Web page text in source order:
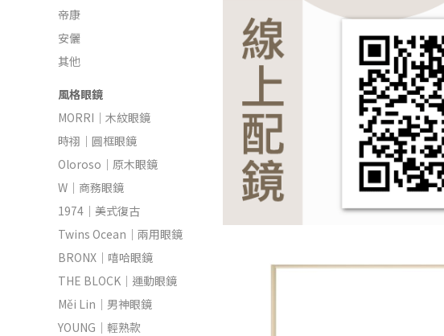
帝康
安儷
其他
風格眼鏡
MORRI｜木紋眼鏡
時祤｜圓框眼鏡
Oloroso｜原木眼鏡
W｜商務眼鏡
1974｜美式復古
Twins Ocean｜兩用眼鏡
BRONX｜嘻哈眼鏡
THE BLOCK｜運動眼鏡
Měi Lin｜男神眼鏡
YOUNG｜輕熟款